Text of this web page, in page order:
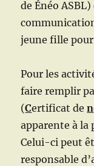
de Énéo
jeune fille
Pour les
faire remplir
(Certificat den
apparente à la
Celui-ci peut
responsable